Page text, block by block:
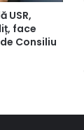
USR,
face
Consiliu